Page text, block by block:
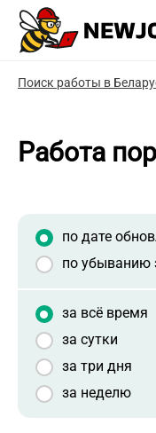
Поиск работы в
Работа
по дате
по убыванию
за всё время
за сутки
за три дня
за неделю